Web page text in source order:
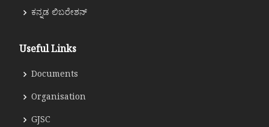
ಕನ್ನಡ ಲಿಬರೇಶನ್
Useful Links
Documents
Organisation
GJSC